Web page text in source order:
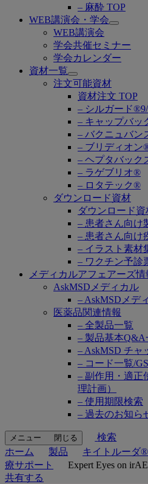
– 麻酔 TOP
WEB講演会・学会
Open
WEB講演会
学会共催セミナー
学会カレンダー
資材一覧
Open
submenu
注文可能資材
資材注文 TOP
– シルガード
– キャップバッ
– バクニュバン
– ブリディオン
– ヘプタバック
– ラゲブリオ®
– ロタテック®
ダウンロード資材
ダウンロード資
– 患者さん向け
– 患者さん向け
– イラスト素材
– ワクチン予診
メディカルアフェアーズ情
AskMSDメディカル
– AskMSDメデ
医薬品関連情報
– 全製品一覧
– 製品基本Q&A
– AskMSD チャ
– コード一覧/
– 副作用・適正
理計画）
– 使用期限検索
– 過去のお知ら
メニュー 閉じる
検索
ホーム
製品 キイトルーダ
療サポート
Expert Eyes on irAE
共有する